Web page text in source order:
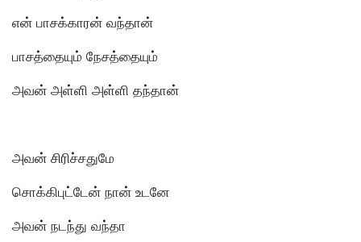
என் பாசக்காரன் வந்தான்
பாசத்தையும் நேசத்தையும்
அவன் அள்ளி அள்ளி தந்தான்
அவன் சிரிச்சதுமே
சொக்கிபுட்டேன் நான் உடனே
அவன் நடந்து வந்தா